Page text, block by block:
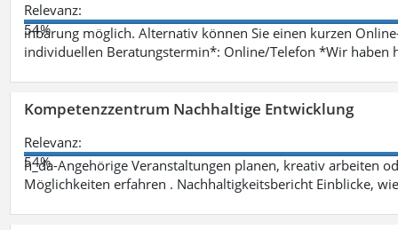
Relevanz:
54%
inbarung möglich. Alternativ können Sie einen kurzen
individuellen Beratungstermin*: Online/Telefon *Wir haben
Kompetenzzentrum Nachhaltige Entwicklung
Relevanz:
54%
h_da-Angehörige Veranstaltungen planen, kreativ arbeiten
Möglichkeiten erfahren . Nachhaltigkeitsbericht Einblicke,